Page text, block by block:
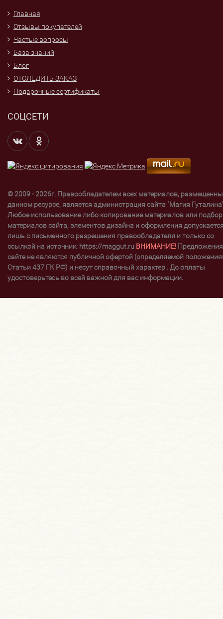
Главная
Отзывы покупателей
Частые вопросы
База знаний
Блог
ОТСЛЕДИТЬ ЗАКАЗ
Подарочные сертификаты
СОЦСЕТИ
© 2009 - 2026г. Правообладателем всех материалов,
данном ресурсе, является администрация сайта "Магия
Любое использование либо копирование материалов или
материалов сайта, элементов дизайна и оформления
лишь с письменного разрешения правообладателя и только со
ссылкой на источник: https://maggut.ru ВНИМАНИЕ!
сайте не являются публичной офертой (определяемой
Статьи 437 ГК РФ) и несут справочный характер . До оплаты
удостоверьтесь во всей важной для вас информации.